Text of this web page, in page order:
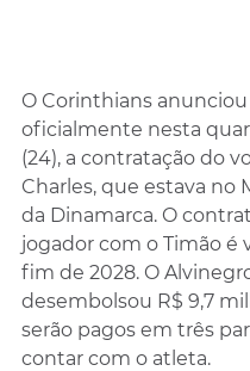
O Corinthians anunciou
oficialmente nesta
(24), a contratação do
Charles, que estava no
da Dinamarca. O
jogador com o Timão é
fim de 2028. O
desembolsou R$ 9,7
serão pagos em três
contar com o atleta.